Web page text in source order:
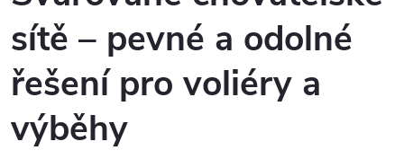
sítě – pevné a odolné
řešení pro voliéry a
výběhy